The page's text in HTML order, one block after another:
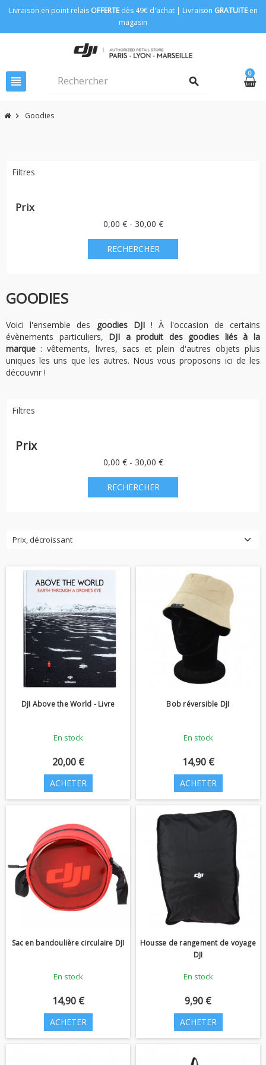
Livraison en point relais OFFERTEdès 49€ d'achat | Livraison GRATUITEen
magasin
view_headline search
0
chevron_right Goodies
Filtres
Prix
0,00 € - 30,00 €
GOODIES
Voici l'ensemble des goodies DJI! À l'occasion de certains
évènements particuliers, DJI a produit des goodies liés à la
marque : vêtements, livres, sacs et plein d'autres objets plus
uniques les uns que les autres. Nous vous proposons ici de les
découvrir !
Filtres
Prix
0,00 € - 30,00 €
Prix, décroissant
DJI Above the World - Livre
En stock
20,00 €
ACHETER
Bob réversible DJI
En stock
14,90 €
ACHETER
Sac en bandoulière circulaire DJI
En stock
14,90 €
ACHETER
Housse de rangement de voyage
DJI
En stock
9,90 €
ACHETER